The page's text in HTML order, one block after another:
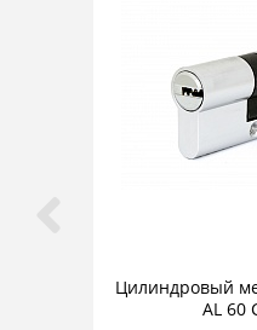
Цилиндровый
AL 60